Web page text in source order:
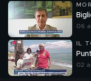
06
IL
02